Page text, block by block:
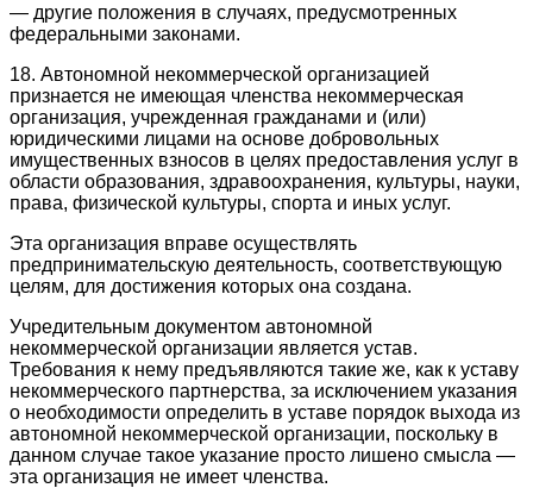
— другие положения в случаях, предусмотренных
федеральными законами.
18. Автономной некоммерческой организацией
признается не имеющая членства некоммерческая
организация, учрежденная гражданами и (или)
юридическими лицами на основе добровольных
имущественных взносов в целях предоставления услуг в
области образования, здравоохранения, культуры, науки,
права, физической культуры, спорта и иных услуг.
Эта организация вправе осуществлять
предпринимательскую деятельность, соответствующую
целям, для достижения которых она создана.
Учредительным документом автономной
некоммерческой организации является устав.
Требования к нему предъявляются такие же, как к уставу
некоммерческого партнерства, за исключением указания
о необходимости определить в уставе порядок выхода из
автономной некоммерческой организации, поскольку в
данном случае такое указание просто лишено смысла —
эта организация не имеет членства.